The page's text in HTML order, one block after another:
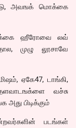
அவஙக் மொக்கை
ஹீரோவை லவ்
முழு லூசாவே
ஏகே47, டாங்கி,
தளவாடஙக்ளை வச்சு
அது பிடிக்கும்
படங்கள்